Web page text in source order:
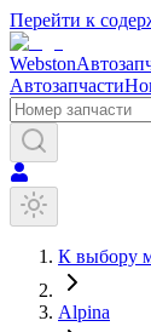
Перейти к
Webston
Автозапчасти
К выбору
Alpina